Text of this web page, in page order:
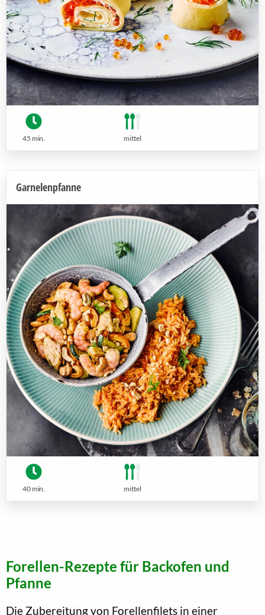
45 min. mittel
Garnelenpfanne
40 min. mittel
Forellen-Rezepte für Backofen und
Pfanne
Die Zubereitung von Forellenfilets in einer